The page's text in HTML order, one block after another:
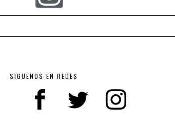
SIGUENOS EN REDES